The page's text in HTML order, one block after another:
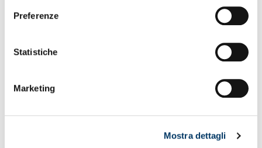
Preferenze
Statistiche
Marketing
Mostra dettagli